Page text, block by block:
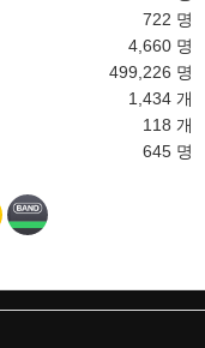
722 명
4,660 명
499,226 명
1,434 개
118 개
645 명